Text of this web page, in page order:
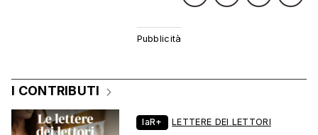
I CONTRIBUTI
laR+ LETTERE DEI LETTORI